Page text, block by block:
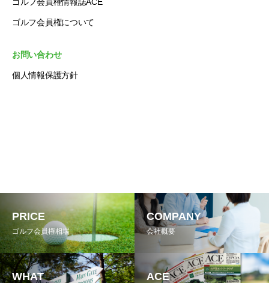
ゴルフ会員権について
お問い合わせ
個人情報保護方針
PRICE
ゴルフ会員権相場
COMPANY
会社概要
WHAT ACE